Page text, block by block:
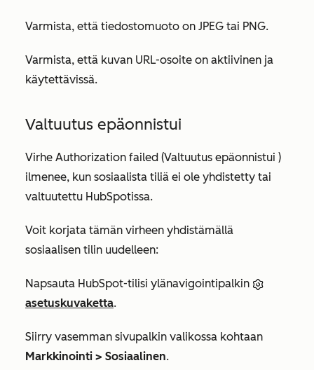
Varmista, että tiedostomuoto on JPEG tai PNG.
Varmista, että kuvan URL-osoite on aktiivinen ja
käytettävissä.
Valtuutus epäonnistui
Virhe Authorization failed (Valtuutus epäonnistui )
ilmenee, kun sosiaalista tiliä ei ole yhdistetty tai
valtuutettu HubSpotissa.
Voit korjata tämän virheen yhdistämällä
sosiaalisen tilin uudelleen:
Napsauta HubSpot-tilisi ylänavigointipalkin
asetuskuvaketta.
Siirry vasemman sivupalkin valikossa kohtaan
Markkinointi > Sosiaalinen.